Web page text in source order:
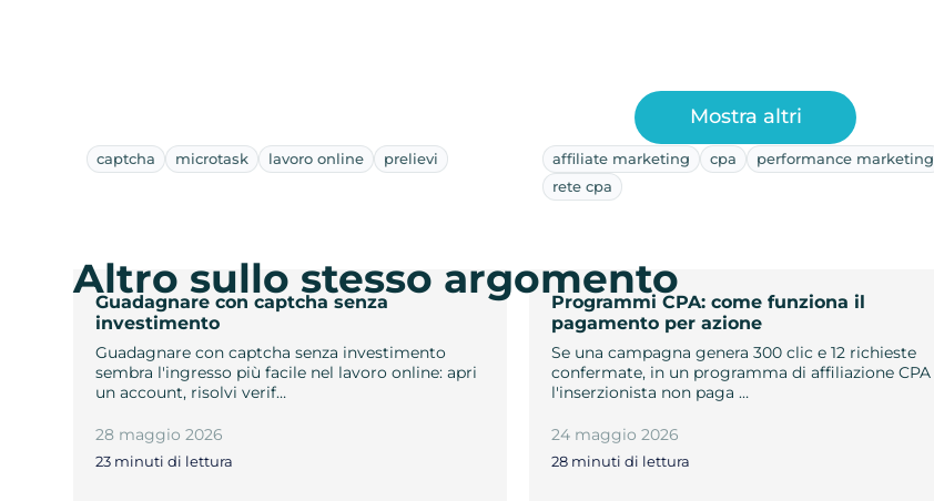
captcha microtask lavoro online prelievi
Guadagnare con captcha senza
investimento
Guadagnare con captcha senza investimento
sembra l'ingresso più facile nel lavoro online: apri
un account, risolvi verif…
28 maggio 2026
23 minuti di lettura
affiliate marketing cpa
performance marketing
rete cpa
Programmi CPA: come funziona il
pagamento per azione
Se una campagna genera 300 clic e 12 richieste
confermate, in un programma di affiliazione CPA
l'inserzionista non paga …
24 maggio 2026
28 minuti di lettura
Mostra altri
Altro sullo stesso argomento